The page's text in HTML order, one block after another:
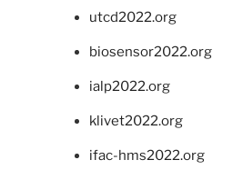
utcd2022.org
biosensor2022.org
ialp2022.org
klivet2022.org
ifac-hms2022.org